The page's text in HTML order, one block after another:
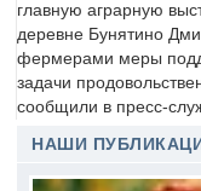
главную аграрную
деревне Бунятино
фермерами меры
задачи
сообщили в пресс-
НАШИ